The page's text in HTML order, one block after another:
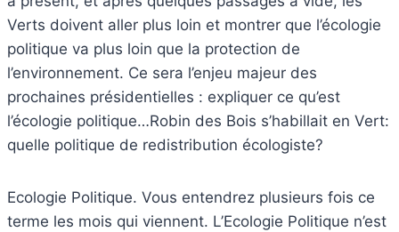
Verts doivent aller plus loin et montrer que l’écologie
politique va plus loin que la protection de
l’environnement. Ce sera l’enjeu majeur des
prochaines présidentielles : expliquer ce qu’est
l’écologie politique…Robin des Bois s’habillait en Vert:
quelle politique de redistribution écologiste?
Ecologie Politique. Vous entendrez plusieurs fois ce
terme les mois qui viennent. L’Ecologie Politique n’est